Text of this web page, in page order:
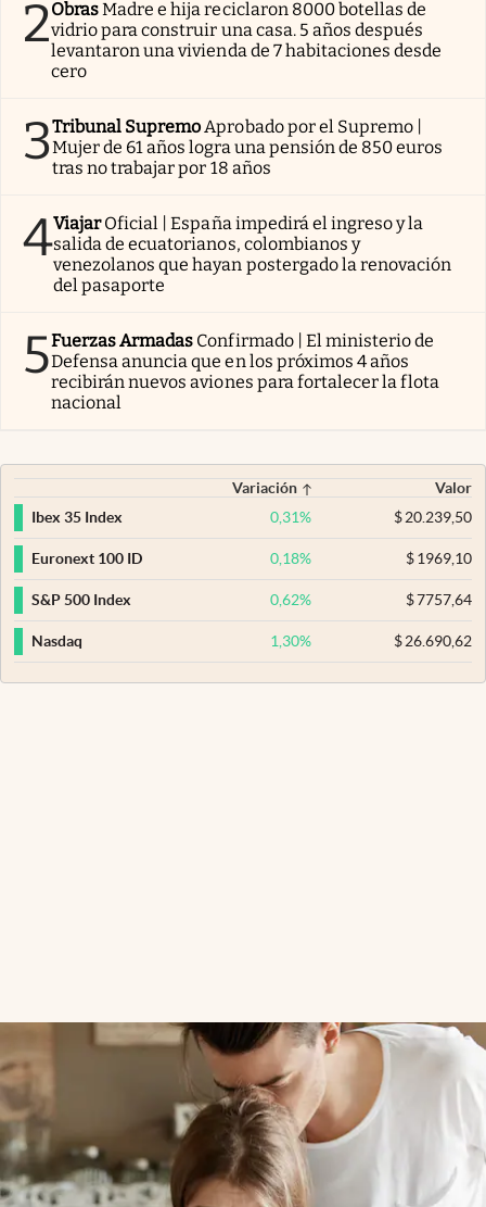
2ObrasMadre e hija reciclaron 8000 botellas de
vidrio para construir una casa. 5 años después
levantaron una vivienda de 7 habitaciones desde
cero
3Tribunal Supremo Aprobado por el Supremo |
Mujer de 61 años logra una pensión de 850 euros
tras no trabajar por 18 años
4Viajar Oficial | España impedirá el ingreso y la
salida de ecuatorianos, colombianos y
venezolanos que hayan postergado la renovación
del pasaporte
5Fuerzas Armadas Confirmado | El ministerio de
Defensa anuncia que en los próximos 4 años
recibirán nuevos aviones para fortalecer la flota
nacional
Variación
Valor
Ibex 35 Index
0,31% $20.239,50
Euronext 100 ID 0,18% $1969,10
S&P 500 Index 0,62% $7757,64
Nasdaq 1,30% $26.690,62